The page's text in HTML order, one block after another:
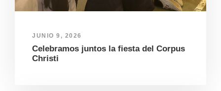
JUNIO 9, 2026
Celebramos juntos la fiesta del Corpus
Christi